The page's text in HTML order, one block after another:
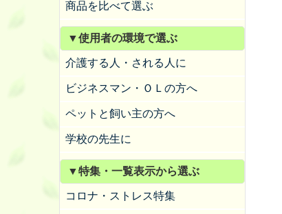
商品を比べて選ぶ
▼使用者の環境で選ぶ
介護する人・される人に
ビジネスマン・ＯＬの方へ
ペットと飼い主の方へ
学校の先生に
▼特集・一覧表示から選ぶ
コロナ・ストレス特集